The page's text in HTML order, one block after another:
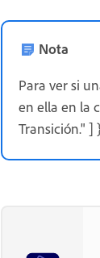
Nota
Para ver si
en ella en la
Transición."